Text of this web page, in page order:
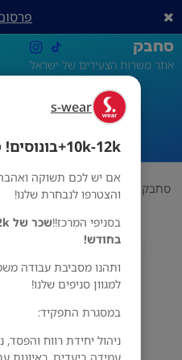
s-wear
10k-12k+בונוסים! מנהל/ת סניף!
אם יש לכם תשוקה ואהבה
והצטרפו לנבחרת שלנו!
בסניפי המרכז!!שכר של
בחודש!
ותהנו מסביבת עבודה
למגוון סניפים שלנו!
במסגרת התפקיד:
ניהול יחידת רווח והפסד,
סחבק
אתר משרות הצעירים של ישראל
10k-12k+בונוסים! מנהל/ת סניף!
סחבק אופנה s-wear 10k-12k+בונוסים! מנהל/ת סניף!
מס' אזורים